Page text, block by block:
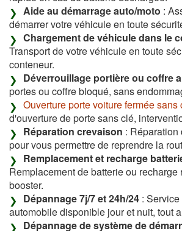
Aide au démarrage auto/moto :
démarrer votre véhicule en toute
Chargement de véhicule dans le
Transport de votre véhicule en toute
conteneur.
Déverrouillage portière ou coffre
portes ou coffre bloqué, sans
Ouverture porte voiture fermée sans
d'ouverture de porte sans clé,
Réparation crevaison :
pour vous permettre de reprendre la
Remplacement et recharge
Remplacement de batterie ou recharge
booster.
Dépannage 7j/7 et 24h/24 :
automobile disponible jour et nuit, tout
Dépannage de système de